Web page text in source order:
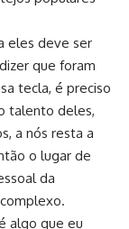
eles deve ser
que foram
tecla, é preciso
talento deles,
a nós resta a
o lugar de
da
algo que eu